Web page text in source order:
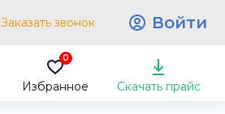
Заказать звонок Войти
0
Избранное Скачать прайс